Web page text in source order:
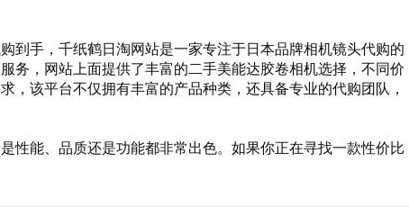
到手，千纸鹤日淘网站是一家专注于日本品牌相机镜头代购的
务，网站上面提供了丰富的二手美能达胶卷相机选择，不同价
，该平台不仅拥有丰富的产品种类，还具备专业的代购团队，
性能、品质还是功能都非常出色。如果你正在寻找一款性价比